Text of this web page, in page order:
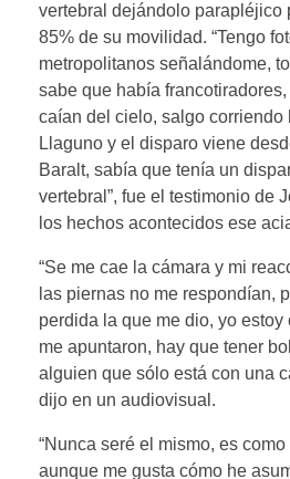
vertebral dejándolo parapléjico
85% de su movilidad. “Tengo
metropolitanos señalándome,
sabe que había
caían del cielo, salgo corriendo
Llaguno y el disparo viene
Baralt, sabía que tenía un
vertebral”, fue el testimonio de
los hechos acontecidos ese
“Se me cae la cámara y mi
las piernas no me respondían,
perdida la que me dio, yo
me apuntaron, hay que tener
alguien que sólo está con una
dijo en un audiovisual.
“Nunca seré el mismo, es
aunque me gusta cómo he